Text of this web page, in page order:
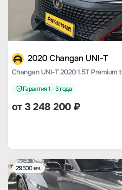
2020 Changan UNI-T
Changan UNI-T 2020 1.5T Premium
Гарантия 1 - 3 года
от3 248 200₽
29500 км.